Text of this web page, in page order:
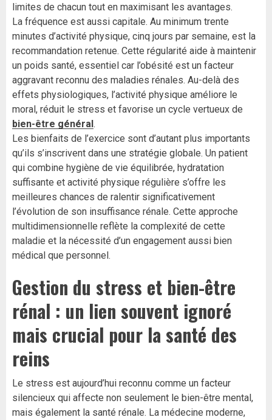
limites de chacun tout en maximisant les avantages.
La fréquence est aussi capitale. Au minimum trente
minutes d’activité physique, cinq jours par semaine, est la
recommandation retenue. Cette régularité aide à maintenir
un poids santé, essentiel car l’obésité est un facteur
aggravant reconnu des maladies rénales. Au-delà des
effets physiologiques, l’activité physique améliore le
moral, réduit le stress et favorise un cycle vertueux de
bien-être général.
Les bienfaits de l’exercice sont d’autant plus importants
qu’ils s’inscrivent dans une stratégie globale. Un patient
qui combine hygiène de vie équilibrée, hydratation
suffisante et activité physique régulière s’offre les
meilleures chances de ralentir significativement
l’évolution de son insuffisance rénale. Cette approche
multidimensionnelle reflète la complexité de cette
maladie et la nécessité d’un engagement aussi bien
médical que personnel.
Gestion du stress et bien-être
rénal : un lien souvent ignoré
mais crucial pour la santé des
reins
Le stress est aujourd’hui reconnu comme un facteur
silencieux qui affecte non seulement le bien-être mental,
mais également la santé rénale. La médecine moderne,